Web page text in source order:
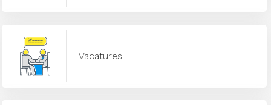
Vacatures